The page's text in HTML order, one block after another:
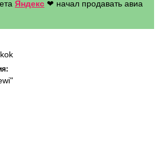
Яндекс ❤ начал продавать авиа